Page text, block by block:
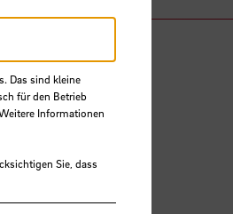
Das sind kleine
für den Betrieb
Informationen
Sie, dass